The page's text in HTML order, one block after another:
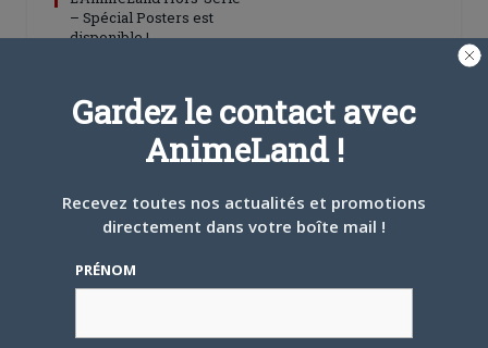
– Spécial Posters est
disponible !
4 AOÛT 2026 0
Une nouvelle série TV
pour 2027
Gardez le contact avec
AnimeLand !
Recevez toutes nos actualités et promotions
directement dans votre boîte mail !
PRÉNOM